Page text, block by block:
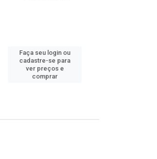
Faça seu login ou
cadastre-se para
ver preços e
comprar